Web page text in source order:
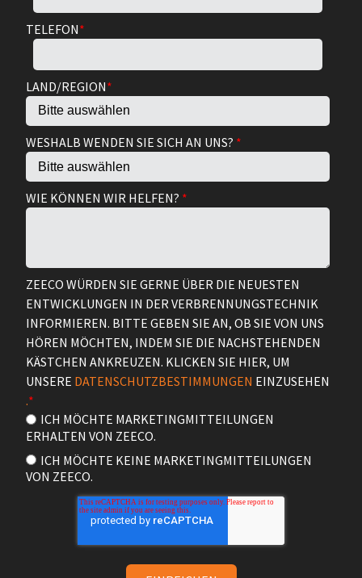
TELEFON*
LAND/REGION*
WESHALB WENDEN SIE SICH AN UNS? *
WIE KÖNNEN WIR HELFEN? *
ZEECO WÜRDEN SIE GERNE ÜBER DIE NEUESTEN
ENTWICKLUNGEN IN DER VERBRENNUNGSTECHNIK
INFORMIEREN. BITTE GEBEN SIE AN, OB SIE VON UNS
HÖREN MÖCHTEN, INDEM SIE DIE NACHSTEHENDEN
KÄSTCHEN ANKREUZEN. KLICKEN SIE HIER, UM
UNSERE DATENSCHUTZBESTIMMUNGEN EINZUSEHEN
.*
ICH MÖCHTE MARKETINGMITTEILUNGEN
ERHALTEN VON ZEECO.
ICH MÖCHTE KEINE MARKETINGMITTEILUNGEN
VON ZEECO.